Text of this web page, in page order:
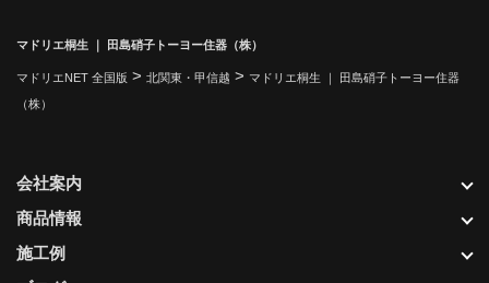
マドリエ桐生 ｜ 田島硝子トーヨー住器（株）
マドリエNET 全国版 > 北関東・甲信越 > マドリエ桐生 ｜ 田島硝子トーヨー住器
（株）
会社案内
商品情報
施工例